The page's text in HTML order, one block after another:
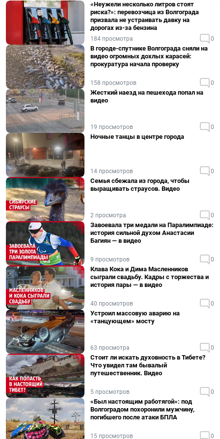
«Неужели несколько литров стоят
риска?»: перевозчица из Волгограда
призвала не устраивать давку на
дорогах из-за бензина
184 просмотра 0
В городе-спутнике Волгограда сняли на
видео огромных дохлых карасей:
прокуратура начала проверку
158 просмотров 0
Жесткий наезд на пешехода попал на
видео
19 просмотров 0
Ночные танцы в центре города
14 просмотров 0
Семья сбежала из города, чтобы
выращивать страусов. Видео
2 просмотра 0
Завоевала три медали на Паралимпиаде:
история сильной духом Анастасии
Багиян — в видео
9 просмотров 0
Клава Кока и Дима Масленников
сыграли свадьбу. Кадры с торжества и
история пары — в видео
40 просмотров 0
Устроил массовую аварию на
«танцующем» мосту
63 просмотра 0
Стоит ли искать духовность в Тибете?
Что увидел там бывалый
путешественник. Видео
5 просмотров 0
«Был настоящим работягой»: под
Волгоградом похоронили мужчину,
погибшего после атаки БПЛА
15 просмотров 0